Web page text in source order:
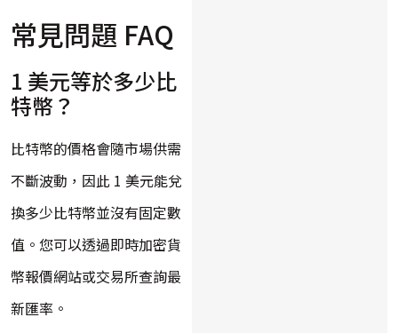
常見問題 FAQ
1 美元等於多少比
特幣？
比特幣的價格會隨市場供需
不斷波動，因此 1 美元能兌
換多少比特幣並沒有固定數
值。您可以透過即時加密貨
幣報價網站或交易所查詢最
新匯率。